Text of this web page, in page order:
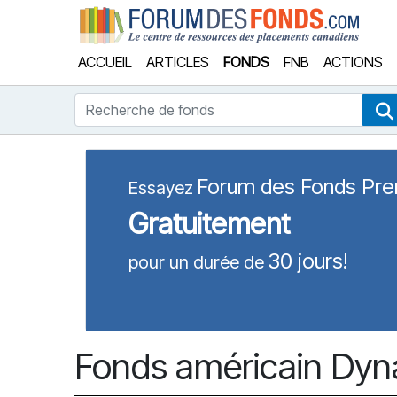
ACCUEIL ARTICLES FONDS FNB ACTIONS
Recherche de fonds
Essayez Forum des Fonds
Gratuitement
pour un durée de 30 jours!
Fonds américain